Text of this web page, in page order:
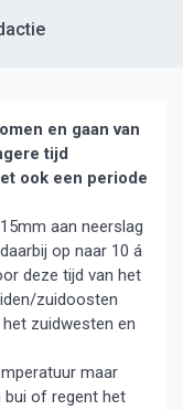
en gaan van
tijd
ook een periode
aan neerslag
op naar 10 á
deze tijd van het
zuidoosten
zuidwesten en
maar
bui of regent het